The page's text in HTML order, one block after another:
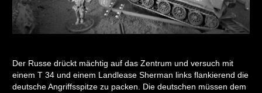
Der Russe drückt mächtig auf das Zentrum und versuch mit
einem T 34 und einem Landlease Sherman links flankierend die
deutsche Angriffsspitze zu packen. Die deutschen müssen dem